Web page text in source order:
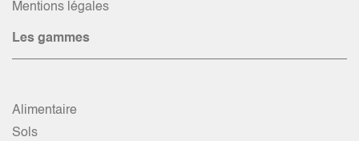
Mentions légales
Les gammes
Alimentaire
Sols